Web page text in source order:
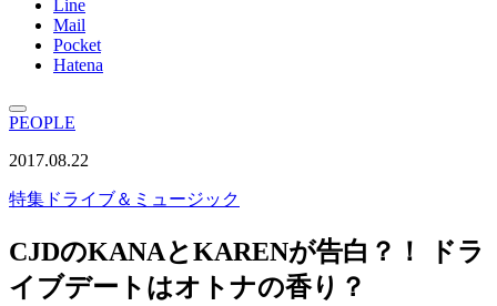
Line
Mail
Pocket
Hatena
PEOPLE
2017.08.22
特集 ドライブ＆ミュージック
CJDのKANAとKARENが告白？！ ドラ
イブデートはオトナの香り？